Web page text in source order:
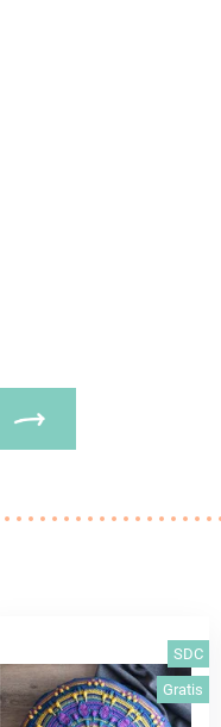
SDC
Gratis